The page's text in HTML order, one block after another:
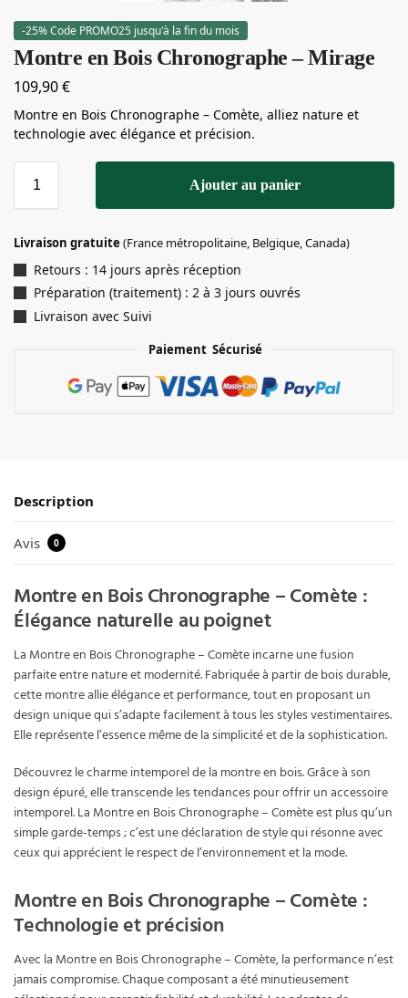
-25% Code PROMO25 jusqu'à la fin du mois
Montre en Bois Chronographe – Mirage
109,90€
Montre en Bois Chronographe – Comète, alliez nature et
technologie avec élégance et précision.
Ajouter au panier
Livraison gratuite (France métropolitaine, Belgique, Canada)
Retours : 14 jours après réception
Préparation (traitement) : 2 à 3 jours ouvrés
Livraison avec Suivi
Paiement Sécurisé
Description
Avis 0
Montre en Bois Chronographe – Comète :
Élégance naturelle au poignet
La Montre en Bois Chronographe – Comète incarne une fusion
parfaite entre nature et modernité. Fabriquée à partir de bois durable,
cette montre allie élégance et performance, tout en proposant un
design unique qui s’adapte facilement à tous les styles vestimentaires.
Elle représente l’essence même de la simplicité et de la sophistication.
Découvrez le charme intemporel de la montre en bois. Grâce à son
design épuré, elle transcende les tendances pour offrir un accessoire
intemporel. La Montre en Bois Chronographe – Comète est plus qu’un
simple garde-temps ; c’est une déclaration de style qui résonne avec
ceux qui apprécient le respect de l’environnement et la mode.
Montre en Bois Chronographe – Comète :
Technologie et précision
Avec la Montre en Bois Chronographe – Comète, la performance n’est
jamais compromise. Chaque composant a été minutieusement